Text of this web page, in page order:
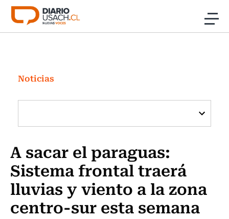
Click acá para ir directamente al contenido
Investigación
Cultura
Programas Radio y TV Usach
Noticias
A sacar el paraguas:
Sistema frontal traerá
lluvias y viento a la zona
centro-sur esta semana